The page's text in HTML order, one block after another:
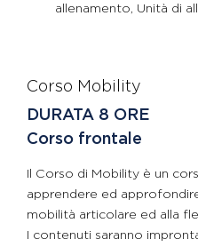
allenamento, Unità di
Corso Mobility
DURATA 8 ORE
Corso frontale
Il Corso di Mobility è un
apprendere ed
mobilità articolare ed alla
I contenuti saranno